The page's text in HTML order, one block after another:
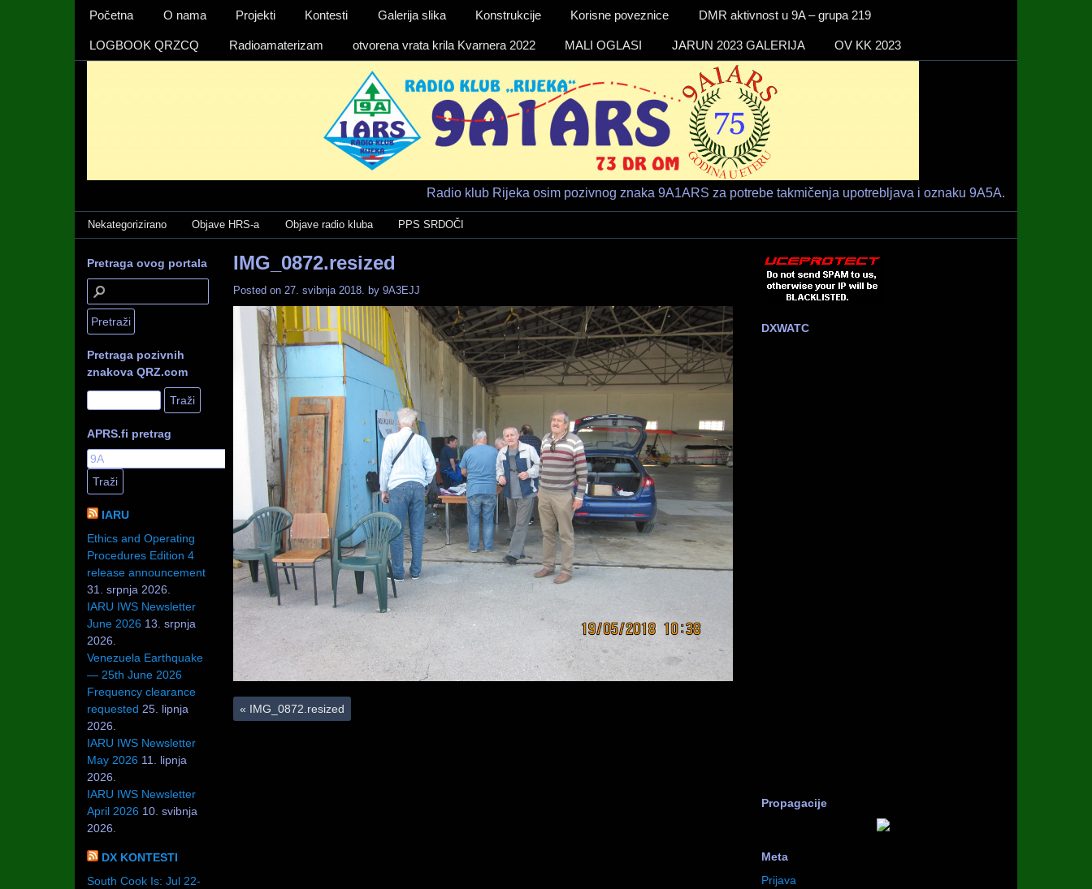
Početna O nama Projekti Kontesti Galerija slika Konstrukcije Korisne poveznice DMR aktivnost u 9A – grupa 219
LOGBOOK QRZCQ Radioamaterizam otvorena vrata krila Kvarnera 2022 MALI OGLASI JARUN 2023 GALERIJA OV KK 2023
Radio klub Rijeka osim pozivnog znaka 9A1ARS za potrebe takmičenja upotrebljava i oznaku 9A5A.
Categories
Nekategorizirano Objave HRS-a Objave radio kluba PPS SRDOČI
IMG_0872.resized
Posted on 27. svibnja 2018. by 9A3EJJ
« IMG_0872.resized
Pretraga ovog portala
Pretraga pozivnih
znakova QRZ.com
APRS.fi pretrag
IARU
Ethics and Operating
Procedures Edition 4
release announcement
31. srpnja 2026.
IARU IWS Newsletter
June 2026 13. srpnja
2026.
Venezuela Earthquake
— 25th June 2026
Frequency clearance
requested 25. lipnja
2026.
IARU IWS Newsletter
May 2026 11. lipnja
2026.
IARU IWS Newsletter
April 2026 10. svibnja
2026.
DX KONTESTI
South Cook Is: Jul 22-
DXWATC
Propagacije
Meta
Prijava